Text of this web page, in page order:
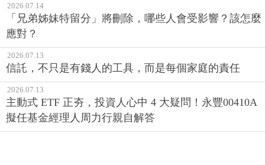
2026.07.14
「兄弟姊妹特留分」將刪除，哪些人會受影響？該怎麼
應對？
2026.07.13
信託，不只是有錢人的工具，而是每個家庭的責任
2026.07.13
主動式 ETF 正夯，投資人心中 4 大疑問！永豐00410A
擬任基金經理人周力行親自解答